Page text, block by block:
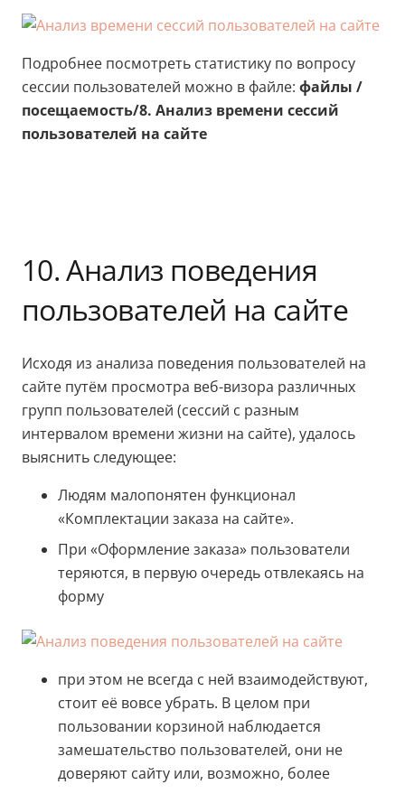
Подробнее посмотреть статистику по вопросу
сессии пользователей можно в файле: файлы /
посещаемость/8. Анализ времени сессий
пользователей на сайте
10. Анализ поведения
пользователей на сайте
Исходя из анализа поведения пользователей на
сайте путём просмотра веб-визора различных
групп пользователей (сессий с разным
интервалом времени жизни на сайте), удалось
выяснить следующее:
Людям малопонятен функционал
«Комплектации заказа на сайте».
При «Оформление заказа» пользователи
теряются, в первую очередь отвлекаясь на
форму
при этом не всегда с ней взаимодействуют,
стоит её вовсе убрать. В целом при
пользовании корзиной наблюдается
замешательство пользователей, они не
доверяют сайту или, возможно, более